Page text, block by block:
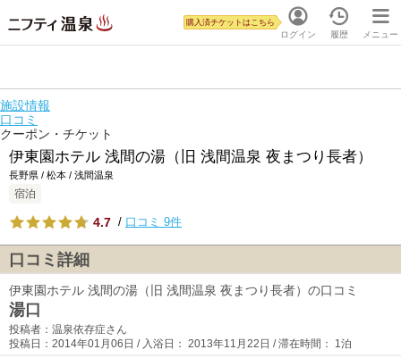
ログイン
購入済チケットはこちら
履歴 メニュー
施設情報
口コミ
クーポン・チケット
伊東園ホテル 浅間の湯（旧 浅間温泉 夜まつり長者）
長野県 / 松本 / 浅間温泉
宿泊
4.7 / 口コミ 9件
口コミ詳細
伊東園ホテル 浅間の湯（旧 浅間温泉 夜まつり長者）の口コミ
湯口
投稿者：温泉依存症さん
投稿日：2014年01月06日 / 入浴日： 2013年11月22日 / 滞在時間： 1泊